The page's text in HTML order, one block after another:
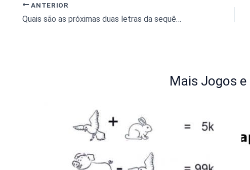
ANTERIOR
Quais são as próximas duas letras da sequência: J, F, M, A, M, J, J, A, S, O?
Mais Jogos e